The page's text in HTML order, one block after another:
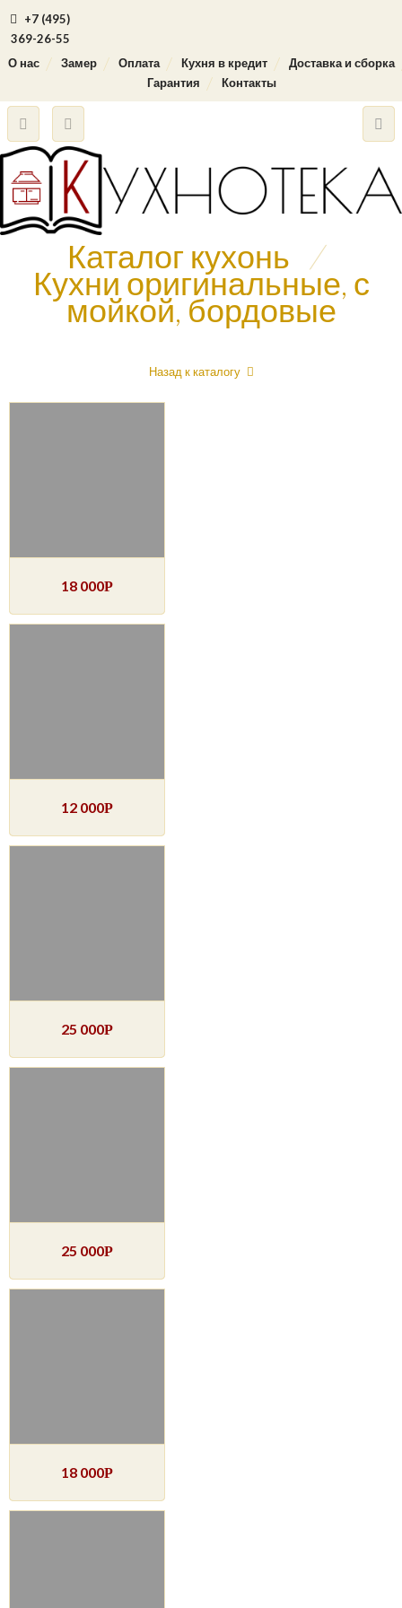
+7 (495)
369-26-55
О нас
Замер Оплата Кухня в кредит
Доставка и сборка
Гарантия
Контакты
Каталог кухонь /
Кухни оригинальные, с
мойкой, бордовые
Назад к каталогу
18 000Р
12 000Р
25 000Р
25 000Р
18 000Р